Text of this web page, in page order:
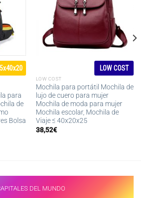
para
de
Bolsa
LOW COST
LOW COST
Mochila para portátil Mochila de
lujo de cuero para mujer
Mochila de moda para mujer
Mochila escolar, Mochila de
Viaje ≤ 40x20x25
38,52€
DEL MUNDO